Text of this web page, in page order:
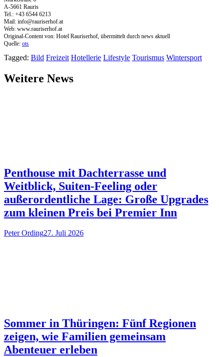
A-5661 Rauris
Tel.: +43 6544 6213
Mail: info@rauriserhof.at
Web: www.rauriserhof.at
Original-Content von: Hotel Rauriserhof, übermittelt durch news aktuell
Quelle: ots
Tagged: Bild Freizeit Hotellerie Lifestyle Tourismus Wintersport
Weitere News
Penthouse mit Dachterrasse und
Weitblick, Suiten-Feeling oder
außerordentliche Lage: Große Upgrades
zum kleinen Preis bei Premier Inn
Peter Ording27. Juli 2026
Sommer in Thüringen: Fünf Regionen
zeigen, wie Familien gemeinsam
Abenteuer erleben